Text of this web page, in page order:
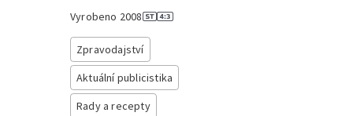
Vyrobeno 2008
Zpravodajství
Aktuální publicistika
Rady a recepty